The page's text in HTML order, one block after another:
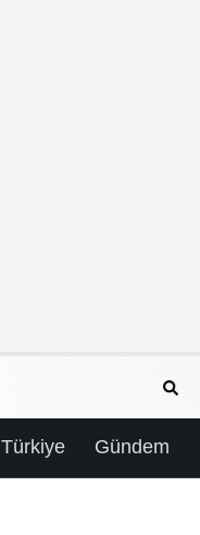
Türkiye Gündem